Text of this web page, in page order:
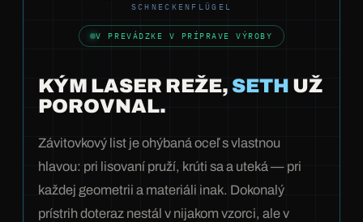
SCHNECKENFLÜGEL
V PREVÁDZKE V PRÍPRAVE VÝROBY
KÝM LASER REŽE, SETH UŽ
POROVNAL.
Závitovkový list je ohýbaná oceľ s vlastnou
hlavou: pri lisovaní pruží, krúti sa a uteká — pri
každej geometrii a materiáli inak. Dokonalý
prístrih doteraz nestál v nijakom vzorci, ale v